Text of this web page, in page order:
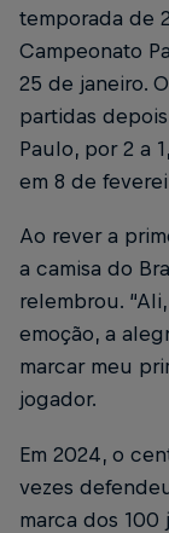
temporada de
Campeonato
25 de janeiro.
partidas
Paulo, por 2 a
em 8 de
Ao rever a
a camisa do
relembrou.
emoção, a
marcar meu
jogador.
Em 2024, o
vezes
marca dos 100